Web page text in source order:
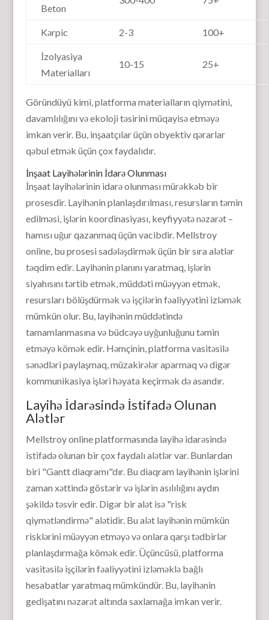
Beton
Kərpic 2-3 100+
İzolyasiya
Materialları
10-15 25+
Göründüyü kimi, platforma materialların qiymətini,
davamlılığını və ekoloji təsirini müqayisə etməyə
imkan verir. Bu, inşaatçılar üçün obyektiv qərarlar
qəbul etmək üçün çox faydalıdır.
İnşaat Layihələrinin İdarə Olunması
İnşaat layihələrinin idarə olunması mürəkkəb bir
prosesdir. Layihənin planlaşdırılması, resursların təmin
edilməsi, işlərin koordinasiyası, keyfiyyətə nəzarət –
hamısı uğur qazanmaq üçün vacibdir. Mellstroy
online, bu prosesi sadələşdirmək üçün bir sıra alətlər
təqdim edir. Layihənin planını yaratmaq, işlərin
siyahısını tərtib etmək, müddəti müəyyən etmək,
resursları bölüşdürmək və işçilərin fəaliyyətini izləmək
mümkün olur. Bu, layihənin müddətində
tamamlanmasına və büdcəyə uyğunluğunu təmin
etməyə kömək edir. Həmçinin, platforma vasitəsilə
sənədləri paylaşmaq, müzakirələr aparmaq və digər
kommunikasiya işləri həyata keçirmək də asandır.
Layihə İdarəsində İstifadə Olunan
Alətlər
Mellstroy online platformasında layihə idarəsində
istifadə olunan bir çox faydalı alətlər var. Bunlardan
biri "Gantt diaqramı"dır. Bu diaqram layihənin işlərini
zaman xəttində göstərir və işlərin asılılığını aydın
şəkildə təsvir edir. Digər bir alət isə "risk
qiymətləndirmə" alətidir. Bu alət layihənin mümkün
risklərini müəyyən etməyə və onlara qarşı tədbirlər
planlaşdırmağa kömək edir. Üçüncüsü, platforma
vasitəsilə işçilərin fəaliyyətini izləməklə bağlı
hesabatlar yaratmaq mümkündür. Bu, layihənin
gedişatını nəzarət altında saxlamağa imkan verir.